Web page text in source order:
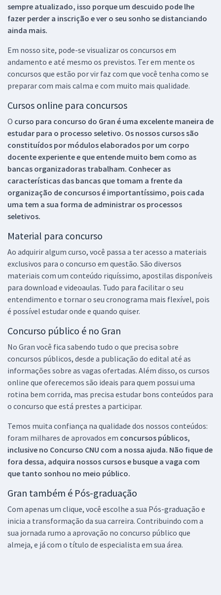
sempre atualizado, isso porque um descuido pode lhe
fazer perder a inscrição e ver o seu sonho se distanciando
ainda mais.
Em nosso site, pode-se visualizar os concursos em
andamento e até mesmo os previstos. Ter em mente os
concursos que estão por vir faz com que você tenha como se
preparar com mais calma e com muito mais qualidade.
Cursos online para concursos
O curso para concurso do Gran é uma excelente maneira de
estudar para o processo seletivo. Os nossos cursos são
constituídos por módulos elaborados por um corpo
docente experiente e que entende muito bem como as
bancas organizadoras trabalham. Conhecer as
características das bancas que tomam a frente da
organização de concursos é importantíssimo, pois cada
uma tem a sua forma de administrar os processos
seletivos.
Material para concurso
Ao adquirir algum curso, você passa a ter acesso a materiais
exclusivos para o concurso em questão. São diversos
materiais com um conteúdo riquíssimo, apostilas disponíveis
para download e videoaulas. Tudo para facilitar o seu
entendimento e tornar o seu cronograma mais flexível, pois
é possível estudar onde e quando quiser.
Concurso público é no Gran
No Gran você fica sabendo tudo o que precisa sobre
concursos públicos, desde a publicação do edital até as
informações sobre as vagas ofertadas. Além disso, os cursos
online que oferecemos são ideais para quem possui uma
rotina bem corrida, mas precisa estudar bons conteúdos para
o concurso que está prestes a participar.
Temos muita confiança na qualidade dos nossos conteúdos:
foram milhares de aprovados em concursos públicos,
inclusive no Concurso CNU com a nossa ajuda. Não fique de
fora dessa, adquira nossos cursos e busque a vaga com
que tanto sonhou no meio público.
Gran também é Pós-graduação
Com apenas um clique, você escolhe a sua Pós-graduação e
inicia a transformação da sua carreira. Contribuindo com a
sua jornada rumo a aprovação no concurso público que
almeja, e já com o título de especialista em sua área.